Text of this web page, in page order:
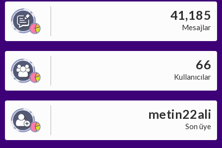
41,185
Mesajlar
66
Kullanıcılar
metin22ali
Son üye